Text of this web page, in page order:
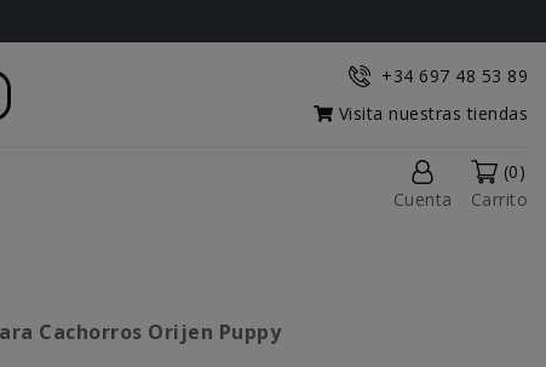
+34 697 48 53 89
Visita nuestras tiendas
Cuenta
(0)
Carrito
Cachorros Orijen Puppy